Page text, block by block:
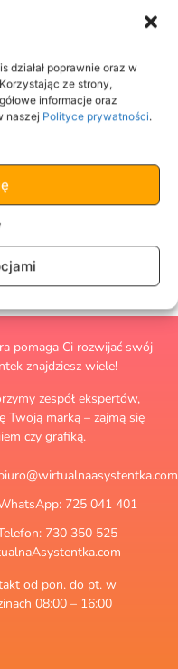
działał poprawnie oraz w
ze strony,
informacje oraz
naszej Polityce prywatności.
pomaga Ci rozwijać swój
znajdziesz wiele!
zespół ekspertów,
Twoją marką – zajmą się
czy grafiką.
725 041 401
730 350 525
od pon. do pt. w
08:00 – 16:00